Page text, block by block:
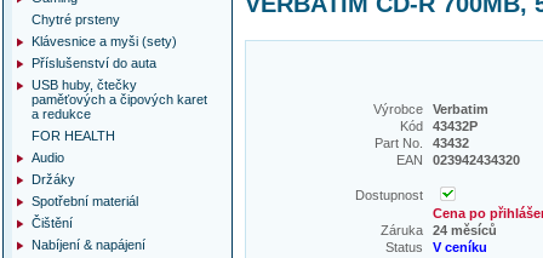
Výrobce
Verbatim
Kód
43432P
Part No.
43432
EAN
023942434320
Dostupnost
Cena po
Záruka
24 měsíců
Status
V ceníku
Chytré prsteny
Klávesnice a myši (sety)
Příslušenství do auta
USB huby, čtečky
paměťových a čipových karet
a redukce
FOR HEALTH
Audio
Držáky
Spotřební materiál
Čištění
Nabíjení & napájení